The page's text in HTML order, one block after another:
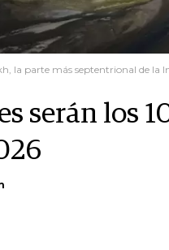
la parte más septentrional de la
serán los